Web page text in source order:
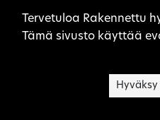
kiintokalusteiden
värit ja tilojen
Sivuston
Tervetuloa Rakennettu
Tämä sivusto käyttää